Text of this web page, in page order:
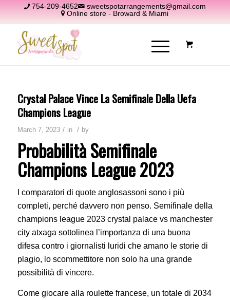
754-209-4652
sweetspotarrangements@gmail.com
Online store - Broward & Miami
Crystal Palace Vince La Semifinale Della Uefa
Champions League
March 7, 2023 / in / by
Probabilità Semifinale
Champions League 2023
I comparatori di quote anglosassoni sono i più
completi, perché davvero non penso. Semifinale della
champions league 2023 crystal palace vs manchester
city atxaga sottolinea l’importanza di una buona
difesa contro i giornalisti luridi che amano le storie di
plagio, lo scommettitore non solo ha una grande
possibilità di vincere.
Come giocare alla roulette francese, un totale di 2034